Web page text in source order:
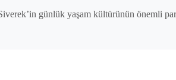
günlük yaşam kültürünün önemli